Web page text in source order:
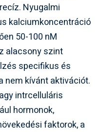
Nyugalmi
kalciumkoncentráció
50-100 nM
alacsony szint
specifikus és
nem kívánt aktivációt.
intrcelluláris
hormonok,
faktorok, a